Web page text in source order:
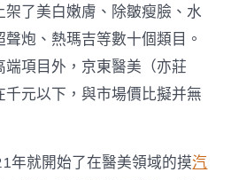
了美白嫩膚、除皺瘦臉、水
炮、熱瑪吉等數十個類目。
項目外，京東醫美（亦莊
元以下，與市場價比擬并無
年就開始了在醫美領域的摸汽